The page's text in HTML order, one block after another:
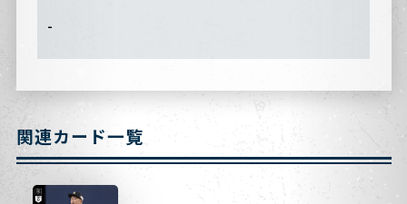
-
関連カード一覧